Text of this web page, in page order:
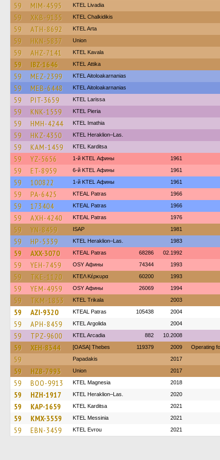
59 MIM-4595 KTEL Livadia
59 XKB-9135 ΚΤΕL Chalkidikis
59 ATH-8692 KTEL Arta
59 HKN-5837 Union
59 AHZ-7141 KTEL Kavala
59 IBZ-1646 KΤΕL Αttika
59 MEZ-2399 KTEL Aitoloakarnanias
59 MEB-6448 KTEL Aitoloakarnanias
59 PIT-3659 KTEL Larissa
59 KNK-1559 KTEL Pieria
59 HMH-4244 KTEL Imathia
59 HKZ-4350 KTEL Heraklion–Las.
59 KAM-1459 ΚΤΕL Karditsa
59 YZ-5656 1-й KTEL Афины 1961
59 ET-8959 6-й KTEL Афины 1961
59 100822 1-й KTEL Афины 1961
59 PA-6425 KTEAL Patras 1966
59 173404 KTEAL Patras 1966
59 AXH-4240 KTEAL Patras 1976
59 YN-8459 ISAP 1981
59 HP-5339 KTEL Heraklion–Las. 1983
59 AXX-3070 KTEAL Patras 68286 02.1992
59 YEH-7459 OSY Афины 74344 1993
59 TKE-1120 ΚΤΕΛ Κέρκυρα 60200 1993
59 YEM-4959 OSY Афины 26069 1994
59 TKM-1853 ΚΤΕL Τrikala 2003
59 AZI-9320 KTEAL Patras 105438 2004
59 APH-8459 KTEL Argolida 2004
59 TPZ-9600 KTEL Arcadia 882 10.2008
59 XEH-8344 [OASA] Thebes 119379 2009 Operating
59 Papadakis 2017
59 HZB-7993 Union 2017
59 BOO-9913 ΚΤΕL Magnesia 2018
59 HZH-1917 KTEL Heraklion–Las. 2020
59 KAP-1659 ΚΤΕL Karditsa 2021
59 KMX-3559 KTEL Messinia 2021
59 EBN-3459 KTEL Evrou 2021